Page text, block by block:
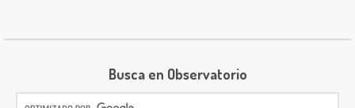
Busca en Observatorio